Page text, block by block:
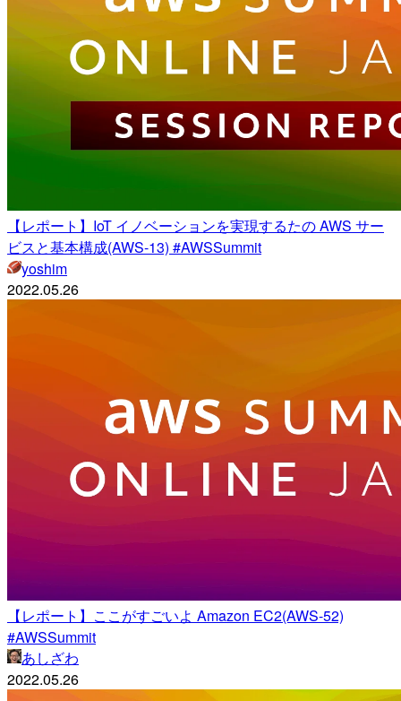
【レポート】IoT イノベーションを実現するたの AWS サー
ビスと基本構成(AWS-13) #AWSSummit
yoshim
2022.05.26
【レポート】ここがすごいよ Amazon EC2(AWS-52)
#AWSSummit
あしざわ
2022.05.26